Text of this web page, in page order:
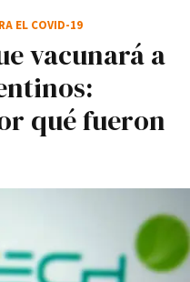
vacunará a
qué fueron
EL COVID-19